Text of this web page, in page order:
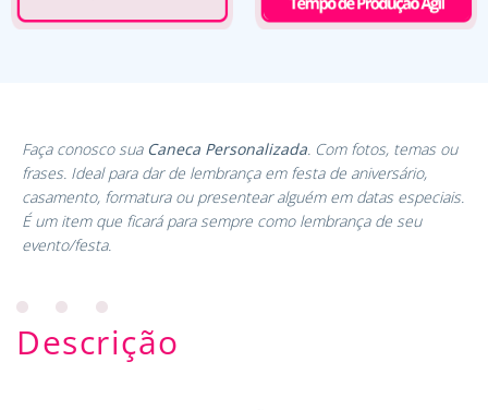
Faça conosco sua Caneca Personalizada. Com fotos, temas ou
frases. Ideal para dar de lembrança em festa de aniversário,
casamento, formatura ou presentear alguém em datas especiais.
É um item que ficará para sempre como lembrança de seu
evento/festa.
Descrição